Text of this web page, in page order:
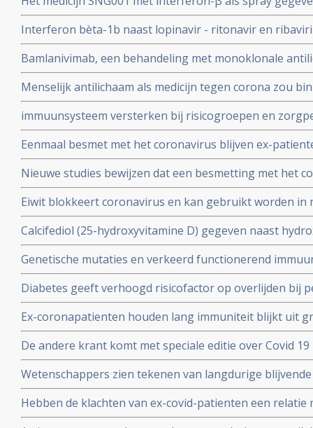
bij patienten besmet met het coronavirus - Covid-19
ziekenhuis.
Interferon bèta-1b naast lopinavir - ritonavir en
behandeling van patiënten met COVID-19 dan
Interferon bèta-1b
Bamlanivimab, een behandeling met monoklonale
met het coronavirus - Covid-19 krijgt toestemming van
uitstekende resultaten.
Menselijk antilichaam als medicijn tegen corona zou
kunnen leveren volgens onderzoekers van Erasmus MC
immuunsysteem versterken bij risicogroepen en
wachten op vaccin, aldus Immunoloog dr. Carla Peeters
Eenmaal besmet met het coronavirus blijven ex-
studie. Immuniteit voor Covid-19-infectie blijft
waarschijnlijk langer dan dat.
Nieuwe studies bewijzen dat een besmetting met het
langdurige immuniteit geeft door IgM en IgA
immuunsysteem
Eiwit blokkeert coronavirus en kan gebruikt worden in
mondkapje zou dan niet meer nodig zijn.
Calcifediol (25-hydroxyvitamine D) gegeven naast
in vroeg stadium van een behandeling voor COVID-
het aantal opnames op de intensive care-afdeling en
Genetische mutaties en verkeerd functionerend
interferon type 1 komt voor bij ca 10 tot 15 procent
Diabetes geeft verhoogd risicofactor op overlijden bij
coronavirus - COVID-19, zelfs na correctie voor
en relevante andere aandoeningen - comorbiditeit
Ex-coronapatienten houden lang immuniteit blijkt uit
procent van besmette personen had antistoffen en 44
mensen had antistoffen en immuniteit.
De andere krant komt met speciale editie over Covid
kritische artikelen die zeker ook gelezen zouden
Wetenschappers zien tekenen van langdurige
coronavirus - Covid-19, zelfs na milde infecties. Blijkt
Hebben de klachten van ex-covid-patienten een relatie
vermoeidheidssyndroom? Er zijn wel heel veel